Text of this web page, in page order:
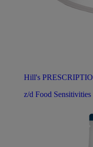
Hill's
z/d Food